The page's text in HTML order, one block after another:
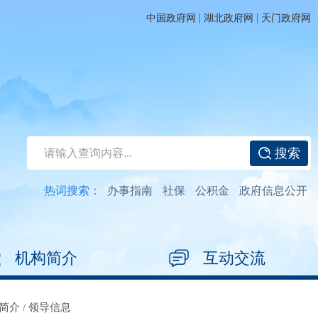
中国政府网 | 湖北政府网 | 天门政府网
搜索
热词搜索： 办事指南 社保 公积金 政府信息公开
机构简介 互动交流
介 / 领导信息